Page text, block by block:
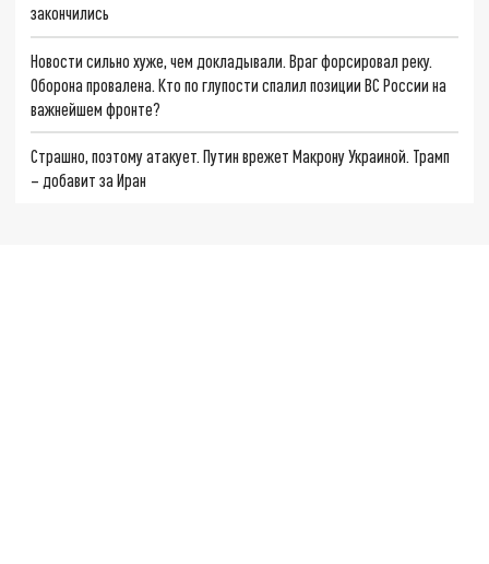
закончились
Новости сильно хуже, чем докладывали. Враг форсировал реку.
Оборона провалена. Кто по глупости спалил позиции ВС России на
важнейшем фронте?
Страшно, поэтому атакует. Путин врежет Макрону Украиной. Трамп
– добавит за Иран